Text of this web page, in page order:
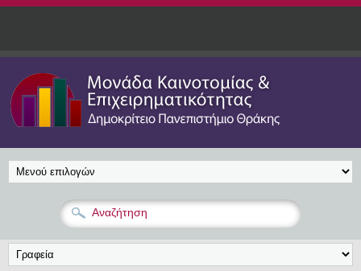
Παράκαμψη προς το κυρίως περιεχόμενο